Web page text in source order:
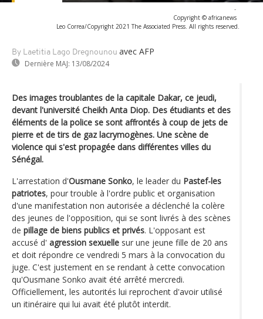
-
Copyright © africanews
Leo Correa/Copyright 2021 The Associated Press. All rights reserved.
By Laetitia Lago Dregnounou avec AFP
Dernière MAJ: 13/08/2024
Des images troublantes de la capitale Dakar, ce jeudi,
devant l'université Cheikh Anta Diop. Des étudiants et des
éléments de la police se sont affrontés à coup de jets de
pierre et de tirs de gaz lacrymogènes. Une scène de
violence qui s'est propagée dans différentes villes du
Sénégal.
L'arrestation d'Ousmane Sonko, le leader du Pastef-les
patriotes, pour trouble à l'ordre public et organisation
d'une manifestation non autorisée a déclenché la colère
des jeunes de l'opposition, qui se sont livrés à des scènes
de pillage de biens publics et privés. L'opposant est
accusé d' agression sexuelle sur une jeune fille de 20 ans
et doit répondre ce vendredi 5 mars à la convocation du
juge. C'est justement en se rendant à cette convocation
qu'Ousmane Sonko avait été arrêté mercredi.
Officiellement, les autorités lui reprochent d'avoir utilisé
un itinéraire qui lui avait été plutôt interdit.